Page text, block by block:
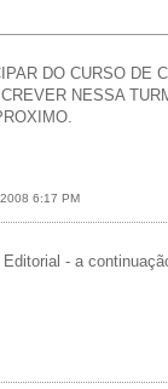
DO CURSO DE
NESSA
6:17 PM
- a